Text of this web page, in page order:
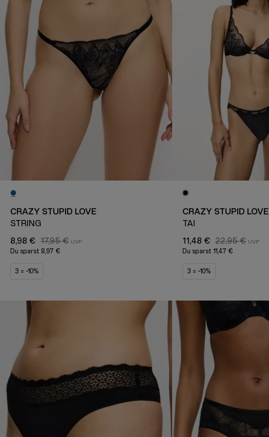
CRAZY STUPID LOVE
STRING
8,98 € 17,95 €
Du sparst 8,97 €
3 = -10%
CRAZY STUPID LOVE
TAI
11,48 € 22,95 €
Du sparst 11,47 €
3 = -10%